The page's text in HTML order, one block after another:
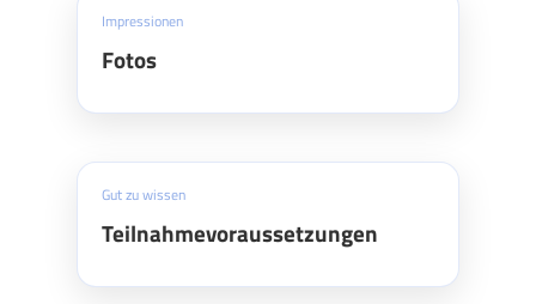
Impressionen
Fotos
Gut zu wissen
Teilnahmevoraussetzungen